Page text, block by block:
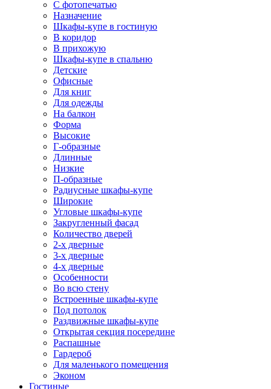
С фотопечатью
Назначение
Шкафы-купе в гостиную
В коридор
В прихожую
Шкафы-купе в спальню
Детские
Офисные
Для книг
Для одежды
На балкон
Форма
Высокие
Г-образные
Длинные
Низкие
П-образные
Радиусные шкафы-купе
Широкие
Угловые шкафы-купе
Закругленный фасад
Количество дверей
2-х дверные
3-х дверные
4-х дверные
Особенности
Во всю стену
Встроенные шкафы-купе
Под потолок
Раздвижные шкафы-купе
Открытая секция посередине
Распашные
Гардероб
Для маленького помещения
Эконом
Гостиные